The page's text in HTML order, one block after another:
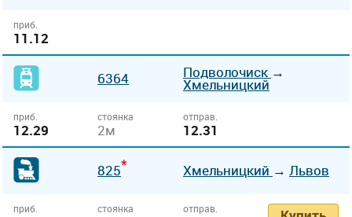
приб.
11.12
6364 Подволочиск →
Хмельницкий
приб.
12.29
стоянка
2м
отправ.
12.31
825* Хмельницкий → Львов
приб. стоянка отправ.